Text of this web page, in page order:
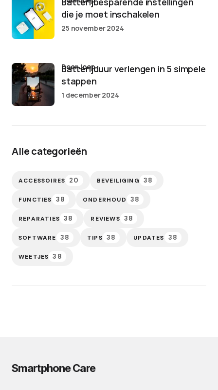
die je moet inschakelen
25 november 2024
Batterijduur verlengen in 5 simpele
stappen
door Joep
1 december 2024
Alle categorieën
ACCESSOIRES 20 BEVEILIGING 38
FUNCTIES 38 ONDERHOUD 38
REPARATIES 38 REVIEWS 38
SOFTWARE 38 TIPS 38 UPDATES 38
WEETJES 38
Smartphone Care